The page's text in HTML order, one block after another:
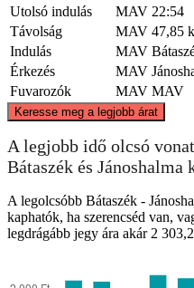
Utolsó indulás
MAV 22:54
Távolság
MAV 47,85
Indulás
MAV
Érkezés
MAV
Fuvarozók
MAV MAV
Keresse meg a legjobb árat
A legjobb idő olcsó
Bátaszék és Jánoshalma
A legolcsóbb Bátaszék -
kaphatók, ha szerencséd van,
legdrágább jegy ára akár 2